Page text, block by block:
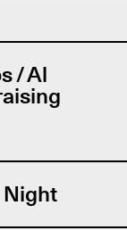
/ Al
Night